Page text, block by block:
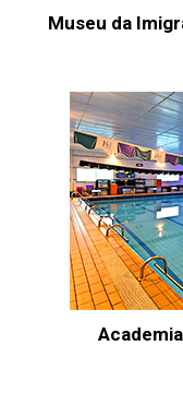
Museu da